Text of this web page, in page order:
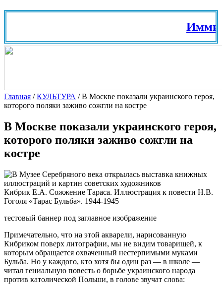
Главная /КУЛЬТУРА /В Москве показали украинского героя,
которого поляки заживо сожгли на костре
В Москве показали украинского героя,
которого поляки заживо сожгли на
костре
Кибрик Е.А. Сожжение Тараса. Иллюстрация к повести Н.В.
Гоголя «Тарас Бульба». 1944-1945
тестовый баннер под заглавное изображение
Примечательно, что на этой акварели, нарисованную
Кибриком поверх литографии, мы не видим товарищей, к
которым обращается охваченный нестерпимыми муками
Бульба. Но у каждого, кто хотя бы один раз — в школе —
читал гениальную повесть о борьбе украинского народа
против католической Польши, в голове звучат слова: